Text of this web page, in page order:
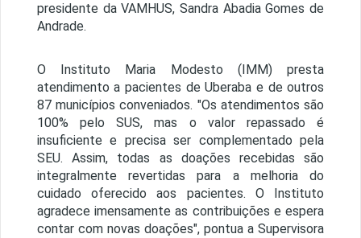
presidente da VAMHUS, Sandra Abadia Gomes de
Andrade.
O Instituto Maria Modesto (IMM) presta
atendimento a pacientes de Uberaba e de outros
87 municípios conveniados. "Os atendimentos são
100% pelo SUS, mas o valor repassado é
insuficiente e precisa ser complementado pela
SEU. Assim, todas as doações recebidas são
integralmente revertidas para a melhoria do
cuidado oferecido aos pacientes. O Instituto
agradece imensamente as contribuições e espera
contar com novas doações", pontua a Supervisora